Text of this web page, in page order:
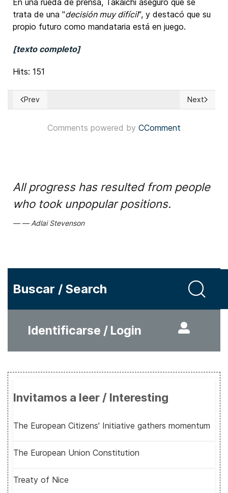
En una rueda de prensa, Takaichi aseguró que se
trata de una "decisión muy difícil", y destacó que su
propio futuro como mandataria está en juego.
[texto completo]
Hits: 151
Previous article: Portugal: Socialista António José Seguro
Prev Next
Next
Comments powered by CComment
All progress has resulted from people
who took unpopular positions.
Adlai Stevenson
Buscar / Search
Identificarse / Login
Invitamos a leer / Interesting
The European Citizens' Initiative gathers momentum
The European Union Constitution
Treaty of Nice